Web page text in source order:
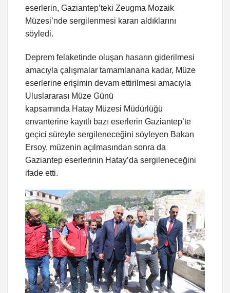
eserlerin, Gaziantep’teki Zeugma Mozaik
Müzesi’nde sergilenmesi kararı aldıklarını
söyledi.
Deprem felaketinde oluşan hasarın giderilmesi
amacıyla çalışmalar tamamlanana kadar, Müze
eserlerine erişimin devam ettirilmesi amacıyla
Uluslararası Müze Günü
kapsamında Hatay Müzesi Müdürlüğü
envanterine kayıtlı bazı eserlerin Gaziantep’te
geçici süreyle sergileneceğini söyleyen Bakan
Ersoy, müzenin açılmasından sonra da
Gaziantep eserlerinin Hatay’da sergileneceğini
ifade etti.